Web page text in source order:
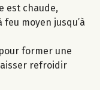
est chaude,
moyen jusqu’à
former une
refroidir